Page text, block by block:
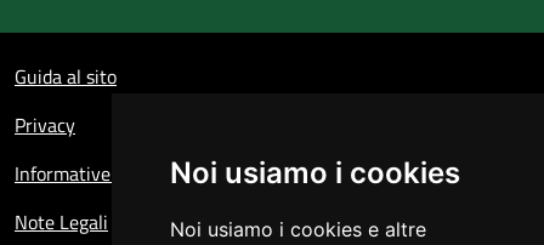
Noi usiamo i cookies
Noi usiamo i cookies e altre
Guida al sito
Privacy
Informative sul trattamento dei dati personali
Note Legali